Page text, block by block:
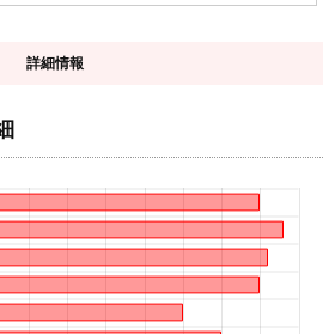
詳細情報